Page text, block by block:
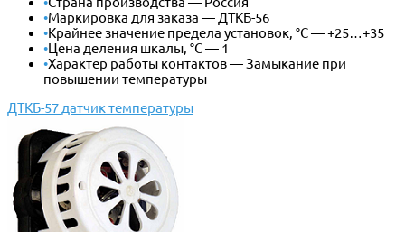
•Маркировка для заказа — ДТКБ-56
•Крайнее значение предела установок, °С — +25…+35
•Цена деления шкалы, °С — 1
•Характер работы контактов — Замыкание при
повышении температуры
ДТКБ-57 датчик температуры